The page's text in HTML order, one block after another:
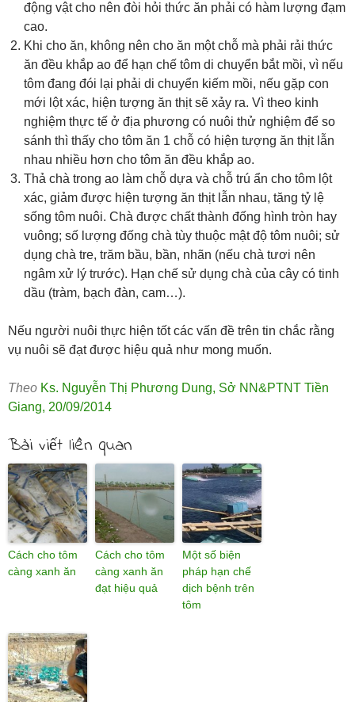
động vật cho nên đòi hỏi thức ăn phải có hàm lượng đạm
cao.
Khi cho ăn, không nên cho ăn một chỗ mà phải rải thức
ăn đều khắp ao để hạn chế tôm di chuyển bắt mồi, vì nếu
tôm đang đói lại phải di chuyển kiếm mồi, nếu gặp con
mới lột xác, hiện tượng ăn thịt sẽ xảy ra. Vì theo kinh
nghiệm thực tế ở địa phương có nuôi thử nghiệm để so
sánh thì thấy cho tôm ăn 1 chỗ có hiện tượng ăn thịt lẫn
nhau nhiều hơn cho tôm ăn đều khắp ao.
Thả chà trong ao làm chỗ dựa và chỗ trú ẩn cho tôm lột
xác, giảm được hiện tượng ăn thịt lẫn nhau, tăng tỷ lệ
sống tôm nuôi. Chà được chất thành đống hình tròn hay
vuông; số lượng đống chà tùy thuộc mật độ tôm nuôi; sử
dụng chà tre, trăm bầu, bần, nhãn (nếu chà tươi nên
ngâm xử lý trước). Hạn chế sử dụng chà của cây có tinh
dầu (tràm, bạch đàn, cam…).
Nếu người nuôi thực hiện tốt các vấn đề trên tin chắc rằng
vụ nuôi sẽ đạt được hiệu quả như mong muốn.
Theo Ks. Nguyễn Thị Phương Dung, Sở NN&PTNT Tiền
Giang, 20/09/2014
Bài viết liên quan
Cách cho tôm
càng xanh ăn
Cách cho tôm
càng xanh ăn
đạt hiệu quả
Một số biện
pháp hạn chế
dịch bệnh trên
tôm